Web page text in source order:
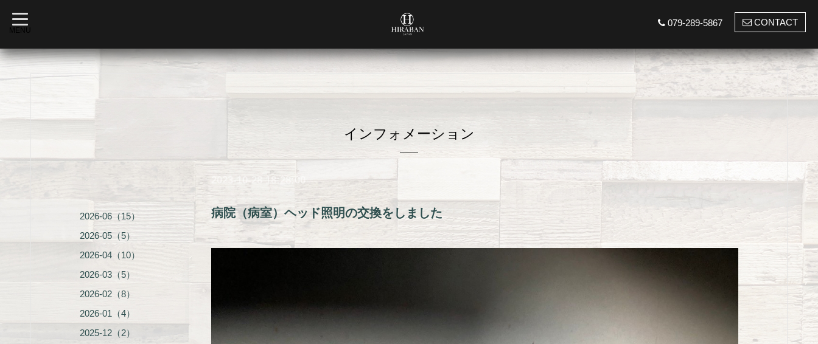
t
o
g
l
e
a
MENU
079-289-5867 CONTACT
インフォメーション
2023-10-28 18:28:00
病院（病室）ヘッド照明の交換をしました
2026-06（15）
2026-05（5）
2026-04（10）
2026-03（5）
2026-02（8）
2026-01（4）
2025-12（2）